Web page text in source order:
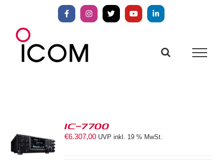
springen
FacebookInstagram
X YouTubeLinkedIn
IC-7700
€6.307,00 UVP inkl. 19 % MwSt.